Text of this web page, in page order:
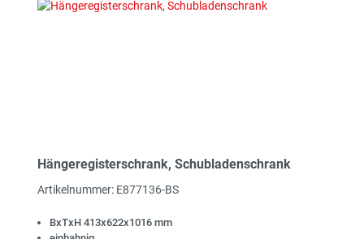
Hängeregisterschrank, Schubladenschrank
Artikelnummer: E877136-BS
BxTxH 413x622x1016 mm